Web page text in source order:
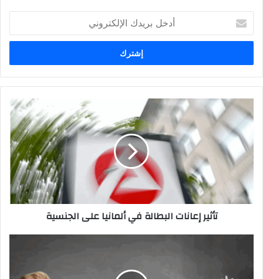
بريدك
الإلكتروني
إعانات
البطالة
في
ألمانيا
على
الجنسية
تأثير إعانات البطالة في ألمانيا على الجنسية
المحادثة